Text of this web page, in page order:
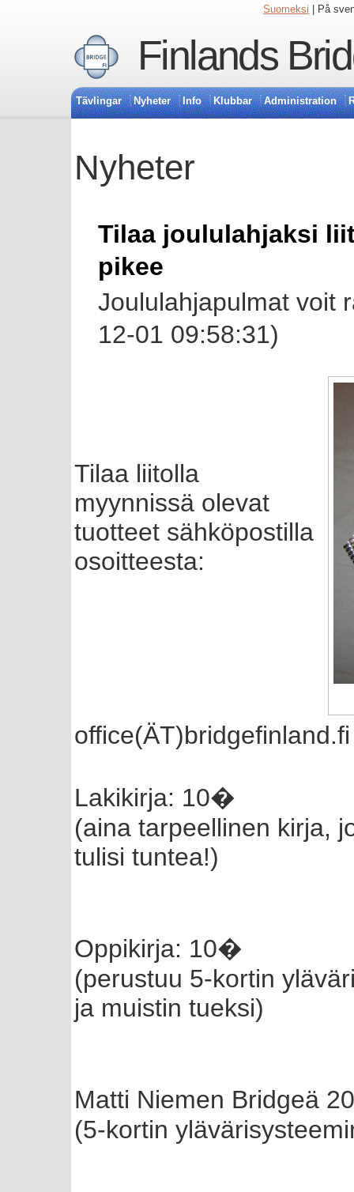
Suomeksi | På
Finlands
Tävlingar Nyheter Info Klubbar Administration
Nyheter
Tilaa joululahjaksi
pikee
Joululahjapulmat voit
12-01 09:58:31)
Tilaa liitolla
myynnissä olevat
tuotteet sähköpostilla
osoitteesta:
office(ÄT)bridgefinland.fi
Lakikirja: 10�
(aina tarpeellinen kirja,
tulisi tuntea!)
Oppikirja: 10�
(perustuu 5-kortin
ja muistin tueksi)
Matti Niemen Bridgeä
(5-kortin